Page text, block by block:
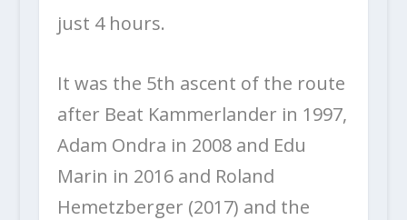
just 4 hours.
It was the 5th ascent of the route
after Beat Kammerlander in 1997,
Adam Ondra in 2008 and Edu
Marin in 2016 and Roland
Hemetzberger (2017) and the